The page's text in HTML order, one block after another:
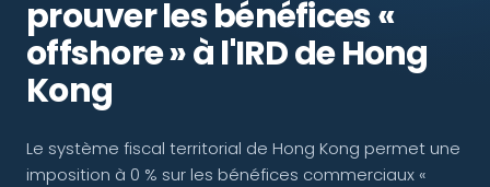
EXPLORER
À propos
prouver les bénéfices «
offshore » à l'IRD de Hong
Kong
Le système fiscal territorial de Hong Kong permet une
imposition à 0 % sur les bénéfices commerciaux «